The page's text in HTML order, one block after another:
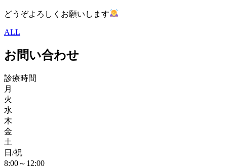
どうぞよろしくお願いします
ALL
お問い合わせ
診療時間
月
火
水
木
金
土
日/祝
8:00～12:00